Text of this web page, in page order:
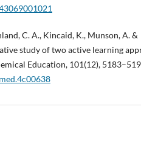
C. A., Kincaid, K., Munson, A. &
study of two active learning
Education, 101(12),